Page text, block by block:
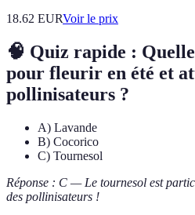
18.62 EURVoir le prix
🧠 Quiz rapide :
pour fleurir en été et
pollinisateurs ?
A) Lavande
B) Cocorico
C) Tournesol
Réponse : C — Le tournesol est
des pollinisateurs !